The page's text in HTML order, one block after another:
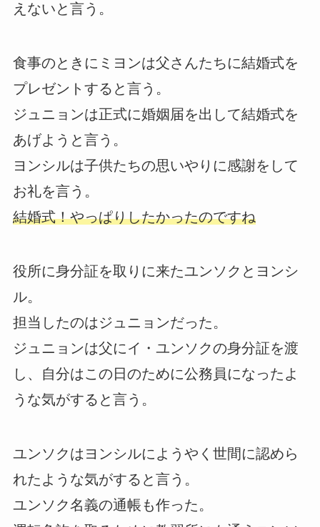
えないと言う。
食事のときにミヨンは父さんたちに結婚式を
プレゼントすると言う。
ジュニョンは正式に婚姻届を出して結婚式を
あげようと言う。
ヨンシルは子供たちの思いやりに感謝をして
お礼を言う。
結婚式！やっぱりしたかったのですね
役所に身分証を取りに来たユンソクとヨンシ
ル。
担当したのはジュニョンだった。
ジュニョンは父にイ・ユンソクの身分証を渡
し、自分はこの日のために公務員になったよ
うな気がすると言う。
ユンソクはヨンシルにようやく世間に認めら
れたような気がすると言う。
ユンソク名義の通帳も作った。